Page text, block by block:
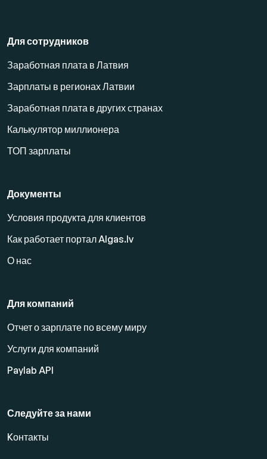
Для сотрудников
Заработная плата в Латвия
Зарплаты в регионах Латвии
Заработная плата в других странах
Калькулятор миллионера
ТОП зарплаты
Документы
Условия продукта для клиентов
Как работает портал Algas.lv
О нас
Для компаний
Отчет о зарплате по всему миру
Услуги для компаний
Paylab API
Следуйте за нами
Kонтакты